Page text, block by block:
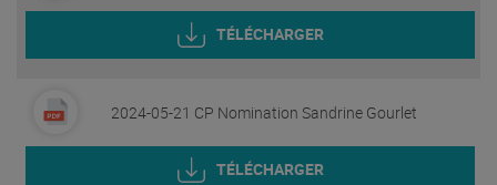
TÉLÉCHARGER
2024-05-21 CP Nomination Sandrine Gourlet
TÉLÉCHARGER